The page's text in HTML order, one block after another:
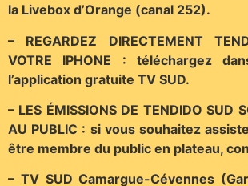
la Livebox d’Orange (canal 252).
– REGARDEZ DIRECTEMENT
VOTRE IPHONE : téléchargez
l’application gratuite TV SUD.
– LES ÉMISSIONS DE TENDIDO SUD
AU PUBLIC : si vous souhaitez
être membre du public en plateau,
– TV SUD Camargue-Cévennes